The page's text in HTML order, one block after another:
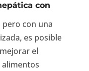
con
pero con una
es posible
el